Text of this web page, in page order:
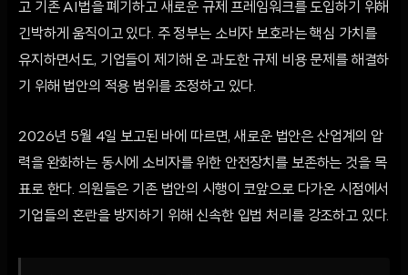
고 기존 AI법을 폐기하고 새로운 규제 프레임워크를 도입하기 위해
긴박하게 움직이고 있다. 주 정부는 소비자 보호라는 핵심 가치를
유지하면서도, 기업들이 제기해 온 과도한 규제 비용 문제를 해결하
기 위해 법안의 적용 범위를 조정하고 있다.
2026년 5월 4일 보고된 바에 따르면, 새로운 법안은 산업계의 압
력을 완화하는 동시에 소비자를 위한 안전장치를 보존하는 것을 목
표로 한다. 의원들은 기존 법안의 시행이 코앞으로 다가온 시점에서
기업들의 혼란을 방지하기 위해 신속한 입법 처리를 강조하고 있다.